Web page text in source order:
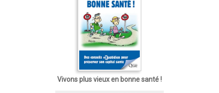
Vivons plus vieux en bonne santé !